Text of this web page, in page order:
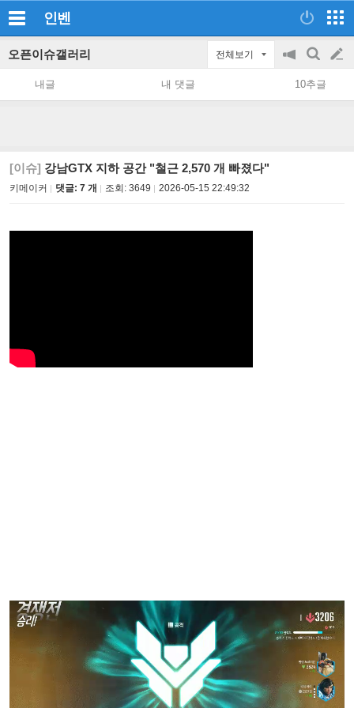
인벤
오픈이슈갤러리 전체보기
공
지
on/off
검
색
글
쓰
내글 내 댓글 10추글
[이슈] 강남GTX 지하 공간 "철근 2,570 개 빠졌다"
키메이커 댓글: 7 개 조회: 3649 2026-05-15 22:49:32